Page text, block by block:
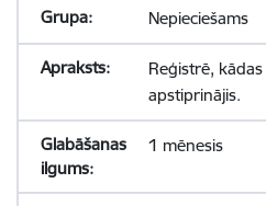
Nepieciešams
Reģistrē,
apstiprinājis.
1 mēnesis